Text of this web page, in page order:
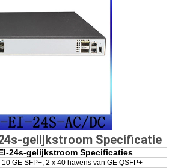
gelijkstroom Specificatie
24s-gelijkstroom Specificaties
10 GE SFP+, 2 x 40 havens van GE QSFP+